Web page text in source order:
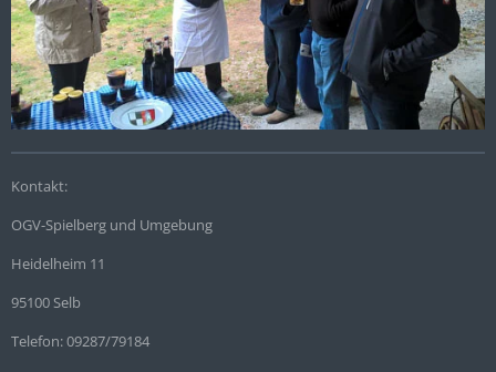
Kontakt:
OGV-Spielberg und Umgebung
Heidelheim 11
95100 Selb
Telefon: 09287/79184